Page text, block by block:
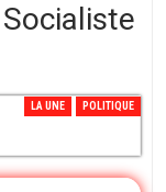
LA UNE POLITIQUE